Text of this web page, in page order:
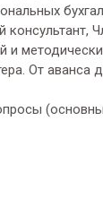
консультант,
От аванса